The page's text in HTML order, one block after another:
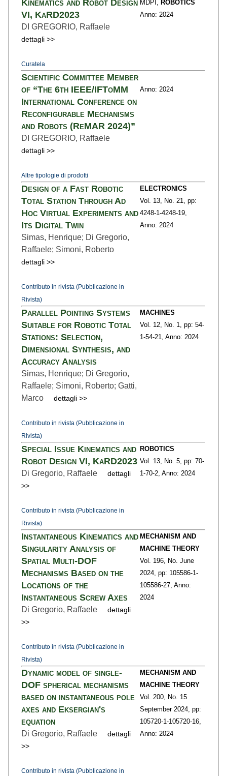
Kinematics and Robot Design
VI, KaRD2023
DI GREGORIO, Raffaele
dettagli >>
Curatela
MDPI, ROBOTICS
Anno: 2024
Scientific Committee Member
of “The 6th IEEE/IFToMM
International Conference on
Reconfigurable Mechanisms
and Robots (ReMAR 2024)”
DI GREGORIO, Raffaele
dettagli >>
Altre tipologie di prodotti
Anno: 2024
Design of a Fast Robotic
Total Station Through Ad
Hoc Virtual Experiments and
Its Digital Twin
Simas, Henrique; Di Gregorio,
Raffaele; Simoni, Roberto
dettagli >>
Contributo in rivista (Pubblicazione in
Rivista)
ELECTRONICS
Vol. 13, No. 21, pp:
4248-1-4248-19,
Anno: 2024
Parallel Pointing Systems
Suitable for Robotic Total
Stations: Selection,
Dimensional Synthesis, and
Accuracy Analysis
Simas, Henrique; Di Gregorio,
Raffaele; Simoni, Roberto; Gatti,
Marco
dettagli >>
Contributo in rivista (Pubblicazione in
Rivista)
MACHINES
Vol. 12, No. 1, pp: 54-
1-54-21, Anno: 2024
Special Issue Kinematics and
Robot Design VI, KaRD2023
Di Gregorio, Raffaele
dettagli
>>
Contributo in rivista (Pubblicazione in
Rivista)
ROBOTICS
Vol. 13, No. 5, pp: 70-
1-70-2, Anno: 2024
Instantaneous Kinematics and
Singularity Analysis of
Spatial Multi-DOF
Mechanisms Based on the
Locations of the
Instantaneous Screw Axes
Di Gregorio, Raffaele
dettagli
>>
Contributo in rivista (Pubblicazione in
Rivista)
MECHANISM AND
MACHINE THEORY
Vol. 196, No. June
2024, pp: 105586-1-
105586-27, Anno:
2024
Dynamic model of single-
DOF spherical mechanisms
based on instantaneous pole
axes and Eksergian's
equation
Di Gregorio, Raffaele
dettagli
>>
Contributo in rivista (Pubblicazione in
MECHANISM AND
MACHINE THEORY
Vol. 200, No. 15
September 2024, pp:
105720-1-105720-16,
Anno: 2024